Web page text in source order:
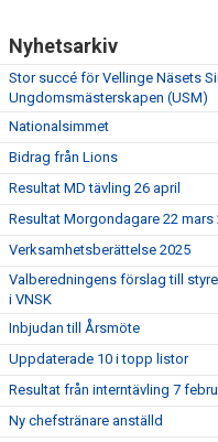
Nyhetsarkiv
Stor succé för Vellinge Näsets
Ungdomsmästerskapen (USM)
Nationalsimmet
Bidrag från Lions
Resultat MD tävling 26 april
Resultat Morgondagare 22 mars
Verksamhetsberättelse 2025
Valberedningens förslag till
i VNSK
Inbjudan till Årsmöte
Uppdaterade 10 i topp listor
Resultat från interntävling 7
Ny chefstränare anställd